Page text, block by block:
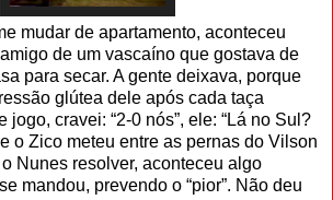
mudar de apartamento, aconteceu
de um vascaíno que gostava de
para secar. A gente deixava, porque
glútea dele após cada taça
jogo, cravei: “2-0 nós”, ele: “Lá no Sul?
o Zico meteu entre as pernas do Vilson
Nunes resolver, aconteceu algo
mandou, prevendo o “pior”. Não deu